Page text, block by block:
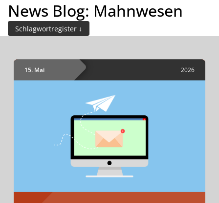
INHALTE Demo buchen
News Blog: Mahnwesen
Schlagwortregister
15. Mai 2026